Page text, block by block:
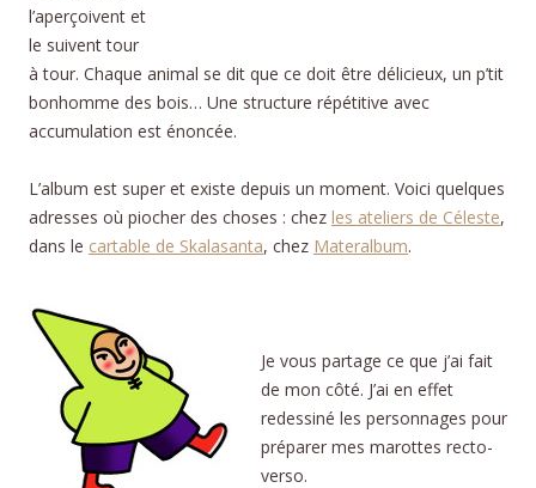
l’aperçoivent et
le suivent tour
à tour. Chaque animal se dit que ce doit être délicieux, un p’tit
bonhomme des bois… Une structure répétitive avec
accumulation est énoncée.
L’album est super et existe depuis un moment. Voici quelques
adresses où piocher des choses : chez les ateliers de Céleste,
dans le cartable de Skalasanta, chez Materalbum.
Je vous partage ce que j’ai fait
de mon côté. J’ai en effet
redessiné les personnages pour
préparer mes marottes recto-
verso.